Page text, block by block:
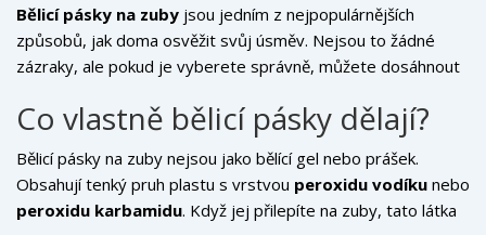
Bělicí pásky na zuby jsou jedním z nejpopulárnějších
způsobů, jak doma osvěžit svůj úsměv. Nejsou to žádné
zázraky, ale pokud je vyberete správně, můžete dosáhnout
trhu je desítky značek - od levných supermarketových
produktů po drahé klinické verze. Jak zjistit, která opravdu
funguje a která jen vyprázdní vaši peněženku? A co když
máte citlivé zuby nebo náplně? Tady je, co potřebujete
vědět, abyste nekoupili něco, co vás může poškodit.
Co vlastně bělicí pásky dělají?
Bělicí pásky na zuby nejsou jako bělící gel nebo prášek.
Obsahují tenký pruh plastu s vrstvou peroxidu vodíku nebo
peroxidu karbamidu. Když jej přilepíte na zuby, tato látka